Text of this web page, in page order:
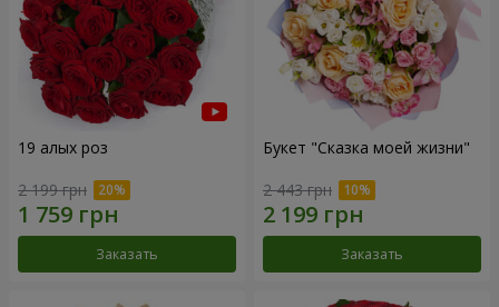
19 алых роз
2 199 грн
Заказать
Букет "Сказка моей жизни"
2 443 грн
Заказать